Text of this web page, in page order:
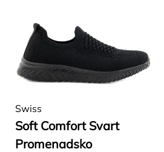
Swiss
Soft Comfort Svart
Promenadsko